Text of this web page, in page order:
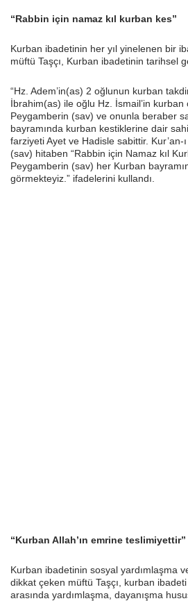
“Rabbin için namaz kıl kurban kes”
Kurban ibadetinin her yıl yinelenen bir
müftü Taşçı, Kurban ibadetinin tarihsel
“Hz. Adem’in(as) 2 oğlunun kurban
İbrahim(as) ile oğlu Hz. İsmail’in kurban
Peygamberin (sav) ve onunla beraber
bayramında kurban kestiklerine dair
farziyeti Ayet ve Hadisle sabittir. Kur’an-
(sav) hitaben “Rabbin için Namaz kıl
Peygamberin (sav) her Kurban
görmekteyiz.” ifadelerini kullandı.
“Kurban Allah’ın emrine teslimiyettir”
Kurban ibadetinin sosyal yardımlaşma
dikkat çeken müftü Taşçı, kurban
arasında yardımlaşma, dayanışma